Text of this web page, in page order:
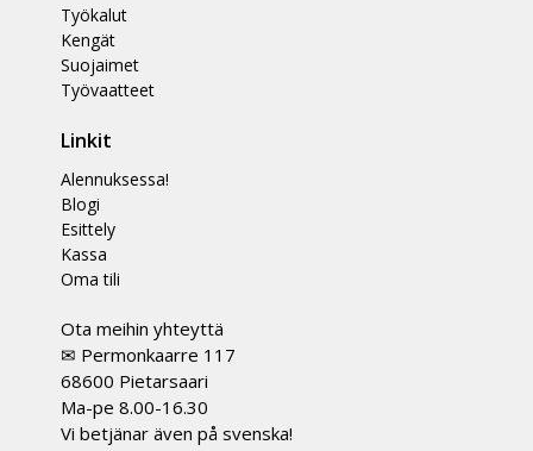
Työkalut
Kengät
Suojaimet
Työvaatteet
Linkit
Alennuksessa!
Blogi
Esittely
Kassa
Oma tili
Ota meihin yhteyttä
✉ Permonkaarre 117
68600 Pietarsaari
Ma-pe 8.00-16.30
Vi betjänar även på svenska!